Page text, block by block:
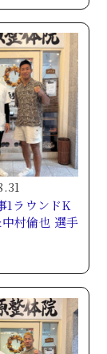
1ラウンドK
村倫也 選手